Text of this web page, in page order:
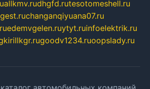
allkmv.rudhgfd.rutesotomeshell.ru
changanqiyuana07.ru
edemvgelen.ruytyt.ruinfoelektrik.ru
kirillkgr.rugoodv1234.ruoopslady.ru